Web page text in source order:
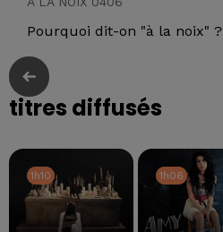
Pourquoi dit-on "à la noix" ?
titres diffusés
1h10
1h10 1h06
1h06